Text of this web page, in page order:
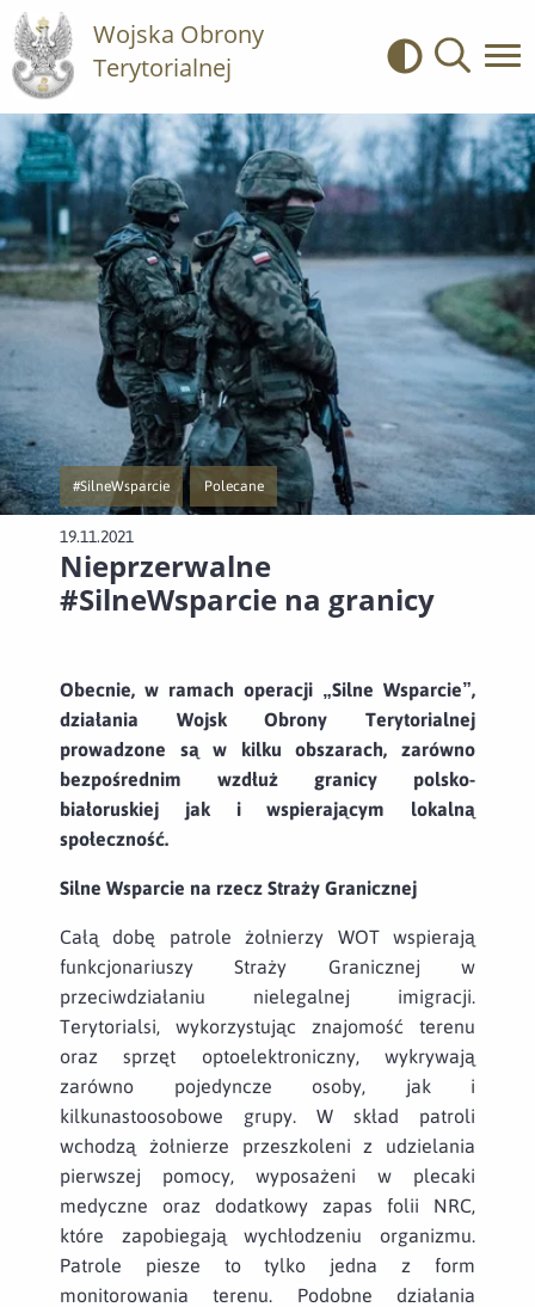
Wojska Obrony
Terytorialnej
Kontrast
#SilneWsparcie
Przejście do nowej strony z listą publikacji o kategorii #SilneWsparcie
Polecane
Przejście do nowej strony z listą publikacji o
19.11.2021
Nieprzerwalne
#SilneWsparcie na granicy
Obecnie, w ramach operacji „Silne Wsparcie”,
działania Wojsk Obrony Terytorialnej
prowadzone są w kilku obszarach, zarówno
bezpośrednim wzdłuż granicy polsko-
białoruskiej jak i wspierającym lokalną
społeczność.
Silne Wsparcie na rzecz Straży Granicznej
Całą dobę patrole żołnierzy WOT wspierają
funkcjonariuszy Straży Granicznej w
przeciwdziałaniu nielegalnej imigracji.
Terytorialsi, wykorzystując znajomość terenu
oraz sprzęt optoelektroniczny, wykrywają
zarówno pojedyncze osoby, jak i
kilkunastoosobowe grupy. W skład patroli
wchodzą żołnierze przeszkoleni z udzielania
pierwszej pomocy, wyposażeni w plecaki
medyczne oraz dodatkowy zapas folii NRC,
które zapobiegają wychłodzeniu organizmu.
Patrole piesze to tylko jedna z form
monitorowania terenu. Podobne działania